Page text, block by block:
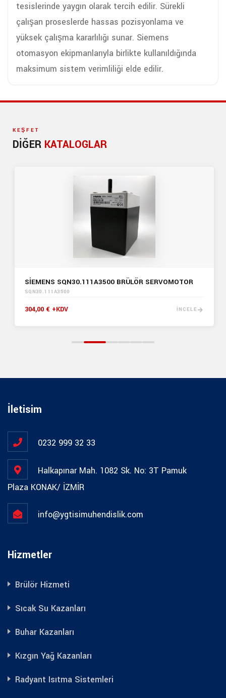
tesislerinde yaygın olarak tercih edilir. Sürekli
çalışan proseslerde hassas pozisyonlama ve
yüksek çalışma kararlılığı sunar. Siemens
otomasyon ekipmanlarıyla birlikte kullanıldığında
maksimum sistem verimliliği elde edilir.
KEŞFET
DIĞER KATALOGLAR
SİEMENS SQN30.111A3500 BRÜLÖR SERVOMOTOR
SQN30.111A3500
304,00 € +KDV İNCELE
İletisim
0232 999 32 33
Halkapınar Mah. 1082 Sk. No: 3T Pamuk
Plaza KONAK/ İZMİR
info@ygtisimuhendislik.com
Hizmetler
Brülör Hizmeti
Sıcak Su Kazanları
Buhar Kazanları
Kızgın Yağ Kazanları
Radyant Isıtma Sistemleri